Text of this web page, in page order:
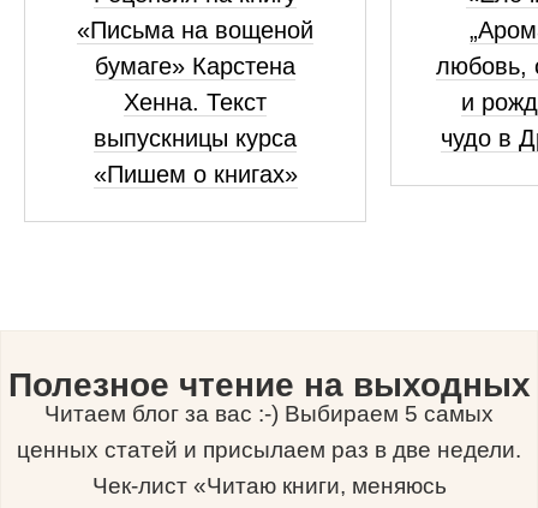
«Письма на вощеной
бумаге» Карстена
Хенна. Текст
выпускницы курса
«Пишем о книгах»
любовь,
и
чудо в
Полезное чтение на выходных
Читаем блог за вас :-) Выбираем 5 самых
ценных статей и присылаем раз в две недели.
Чек-лист «Читаю книги, меняюсь